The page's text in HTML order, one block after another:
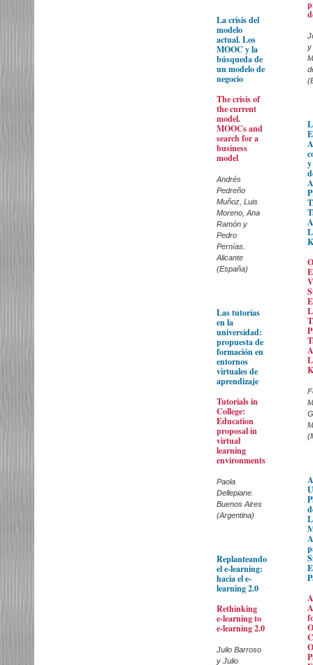
La crisis del
modelo
actual. Los
MOOC y la
búsqueda de
un modelo de
negocio
The crisis of
the current
model.
MOOCs and
search for a
business
model
Andrés
Pedreño
Muñoz, Luis
Moreno, Ana
Ramón y
Pedro
Pernías.
Alicante
(España)
Las tutorías
en la
universidad:
propuesta de
formación en
entornos
virtuales de
aprendizaje
Tutorials in
College:
Education
proposal in
virtual
learning
environments
Paola
Dellepiane.
Buenos Aires
(Argentina)
Replanteando
el e-learning:
hacia el e-
learning 2.0
Rethinking
e-learning to
e-learning 2.0
Julio Barroso
y Julio
y